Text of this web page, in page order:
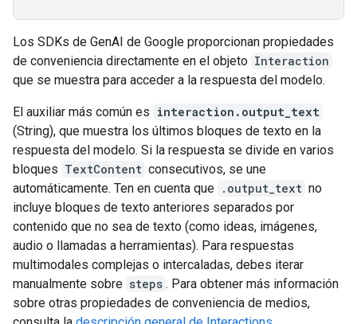
Los SDKs de GenAI de Google proporcionan propiedades
de conveniencia directamente en el objeto Interaction
que se muestra para acceder a la respuesta del modelo.
El auxiliar más común es interaction.output_text
(String), que muestra los últimos bloques de texto en la
respuesta del modelo. Si la respuesta se divide en varios
bloques TextContent consecutivos, se une
automáticamente. Ten en cuenta que .output_text no
incluye bloques de texto anteriores separados por
contenido que no sea de texto (como ideas, imágenes,
audio o llamadas a herramientas). Para respuestas
multimodales complejas o intercaladas, debes iterar
manualmente sobre steps . Para obtener más información
sobre otras propiedades de conveniencia de medios,